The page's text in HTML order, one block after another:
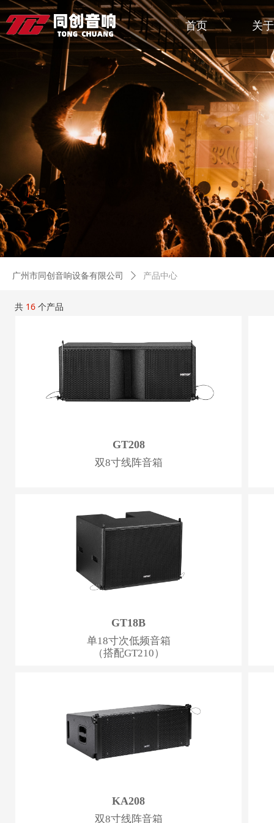
首页 关
广州市同创音响设备有限公司 ꄲ 产品中心
共 16 个产品
GT208
双8寸线阵音箱
GT18B
单18寸次低频音箱
（搭配GT210）
KA208
双8寸线阵音箱